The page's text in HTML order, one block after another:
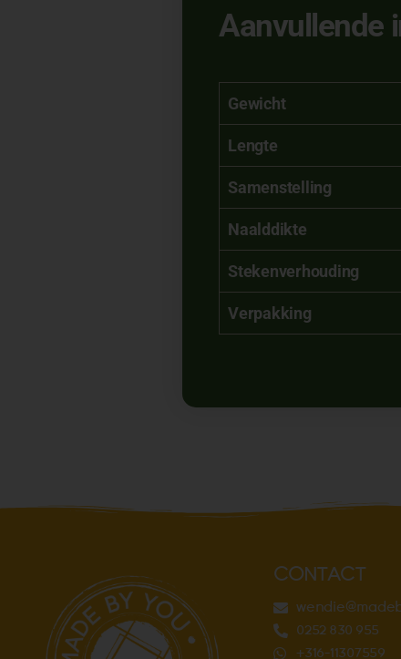
Aanvullende
Gewicht
Lengte
Samenstelling
Naalddikte
Stekenverhouding
Verpakking
CONTACT
0252 830 955
+316-11307559